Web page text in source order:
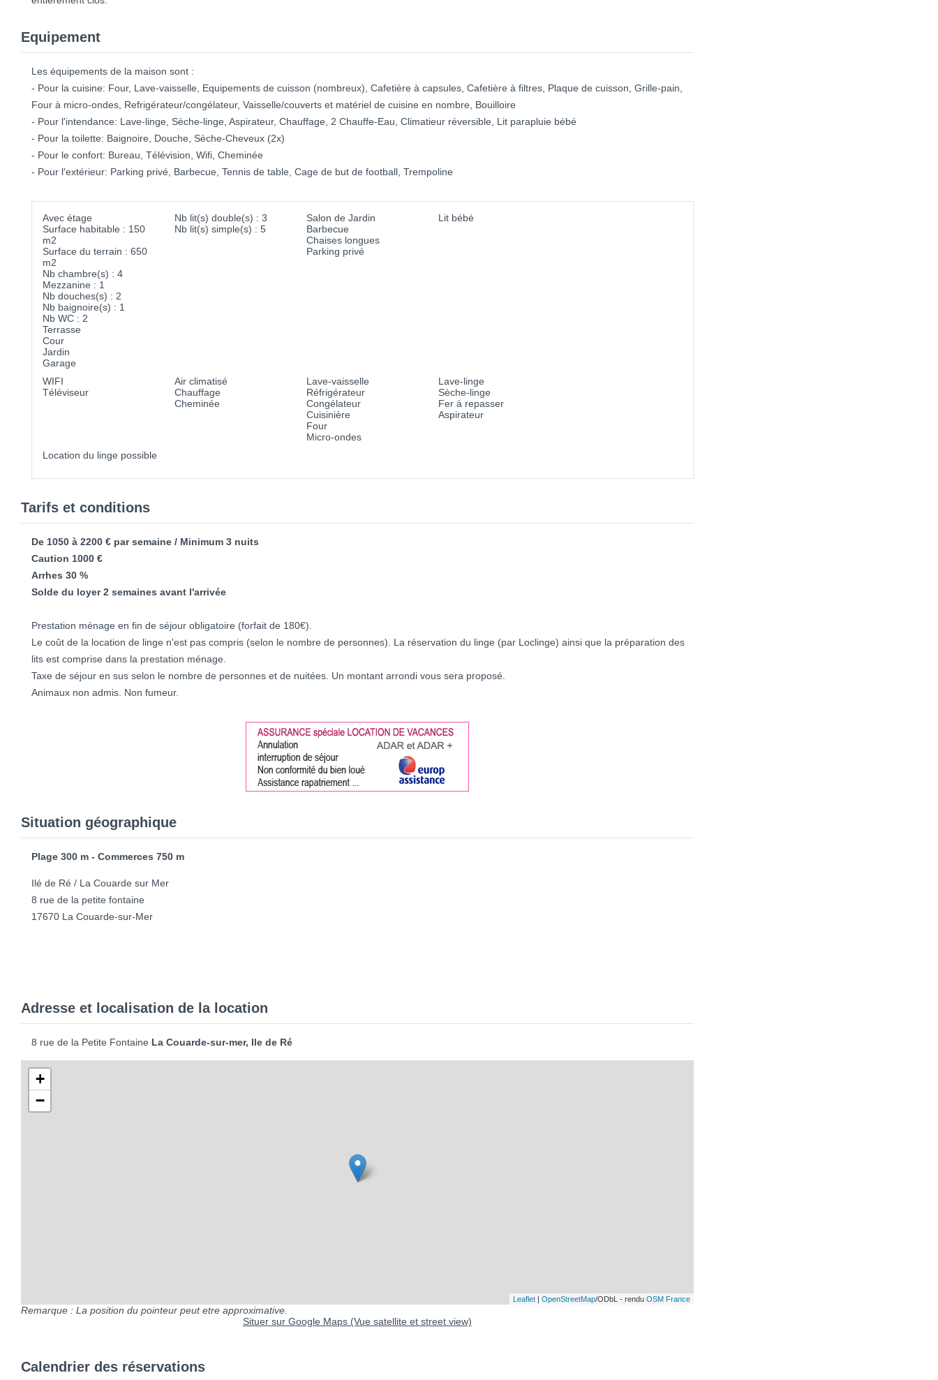
Equipement
Les équipements de la maison sont :
- Pour la cuisine: Four, Lave-vaisselle, Equipements de cuisson (nombreux), Cafetière à capsules, Cafetière à filtres, Plaque de cuisson, Grille-pain,
Four à micro-ondes, Refrigérateur/congélateur, Vaisselle/couverts et matériel de cuisine en nombre, Bouilloire
- Pour l'intendance: Lave-linge, Sèche-linge, Aspirateur, Chauffage, 2 Chauffe-Eau, Climatieur réversible, Lit parapluie bébé
- Pour la toilette: Baignoire, Douche, Sèche-Cheveux (2x)
- Pour le confort: Bureau, Télévision, Wifi, Cheminée
- Pour l'extérieur: Parking privé, Barbecue, Tennis de table, Cage de but de football, Trempoline
Avec étage
Surface habitable : 150
m2
Surface du terrain : 650
m2
Nb chambre(s) : 4
Mezzanine : 1
Nb douches(s) : 2
Nb baignoire(s) : 1
Nb WC : 2
Terrasse
Cour
Jardin
Garage
Nb lit(s) double(s) : 3
Nb lit(s) simple(s) : 5
Salon de Jardin
Barbecue
Chaises longues
Parking privé
Lit bébé
WIFI
Téléviseur
Air climatisé
Chauffage
Cheminée
Lave-vaisselle
Réfrigérateur
Congélateur
Cuisinière
Four
Micro-ondes
Lave-linge
Sèche-linge
Fer à repasser
Aspirateur
Location du linge possible
Tarifs et conditions
De 1050 à 2200 € par semaine / Minimum 3 nuits
Caution 1000 €
Arrhes 30 %
Solde du loyer 2 semaines avant l'arrivée
Prestation ménage en fin de séjour obligatoire (forfait de 180€).
Le coût de la location de linge n'est pas compris (selon le nombre de personnes). La réservation du linge (par Loclinge) ainsi que la préparation des
lits est comprise dans la prestation ménage.
Taxe de séjour en sus selon le nombre de personnes et de nuitées. Un montant arrondi vous sera proposé.
Animaux non admis. Non fumeur.
Situation géographique
Plage 300 m - Commerces 750 m
Ilé de Ré / La Couarde sur Mer
8 rue de la petite fontaine
17670 La Couarde-sur-Mer
Adresse et localisation de la location
8 rue de la Petite Fontaine La Couarde-sur-mer, Ile de Ré
+
−
Leaflet | OpenStreetMap/ODbL - rendu OSM France
Remarque : La position du pointeur peut etre approximative.
Situer sur Google Maps (Vue satellite et street view)
Calendrier des réservations